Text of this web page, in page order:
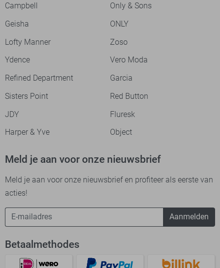
Campbell
Only & Sons
Geisha
ONLY
Lofty Manner
Zoso
Ydence
Vero Moda
Refined Department
Garcia
Sisters Point
Red Button
JDY
Fluresk
Harper & Yve
Object
Meld je aan voor onze nieuwsbrief
Meld je aan voor onze nieuwsbrief en profiteer als eerste van
acties!
Aanmelden
Betaalmethodes